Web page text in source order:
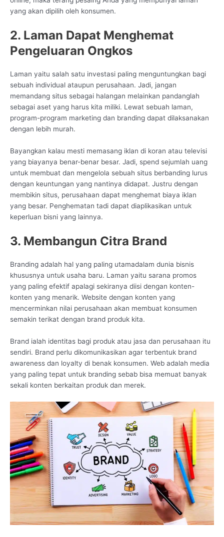
yang akan dipilih oleh konsumen.
2. Laman Dapat Menghemat
Pengeluaran Ongkos
Laman yaitu salah satu investasi paling menguntungkan bagi
sebuah individual ataupun perusahaan. Jadi, jangan
memandang situs sebagai halangan melainkan pandanglah
sebagai aset yang harus kita miliki. Lewat sebuah laman,
program-program marketing dan branding dapat dilaksanakan
dengan lebih murah.
Bayangkan kalau mesti memasang iklan di koran atau televisi
yang biayanya benar-benar besar. Jadi, spend sejumlah uang
untuk membuat dan mengelola sebuah situs berbanding lurus
dengan keuntungan yang nantinya didapat. Justru dengan
membikin situs, perusahaan dapat menghemat biaya iklan
yang besar. Penghematan tadi dapat diaplikasikan untuk
keperluan bisni yang lainnya.
3. Membangun Citra Brand
Branding adalah hal yang paling utamadalam dunia bisnis
khususnya untuk usaha baru. Laman yaitu sarana promos
yang paling efektif apalagi sekiranya diisi dengan konten-
konten yang menarik. Website dengan konten yang
mencerminkan nilai perusahaan akan membuat konsumen
semakin terikat dengan brand produk kita.
Brand ialah identitas bagi produk atau jasa dan perusahaan itu
sendiri. Brand perlu dikomunikasikan agar terbentuk brand
awareness dan loyalty di benak konsumen. Web adalah media
yang paling tepat untuk branding sebab bisa memuat banyak
sekali konten berkaitan produk dan merek.